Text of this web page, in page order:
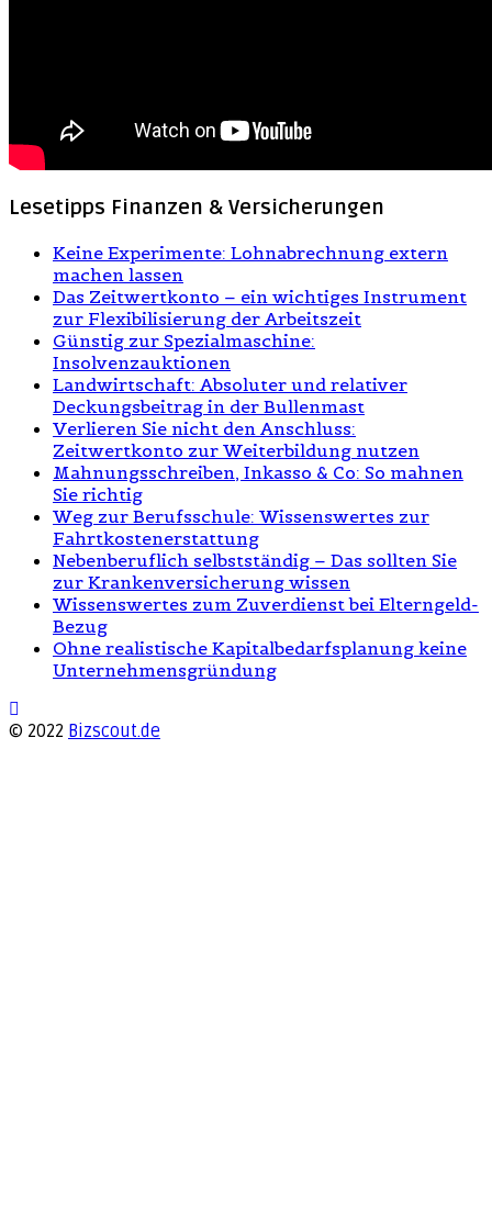
Lesetipps Finanzen & Versicherungen
Keine Experimente: Lohnabrechnung extern
machen lassen
Das Zeitwertkonto – ein wichtiges Instrument
zur Flexibilisierung der Arbeitszeit
Günstig zur Spezialmaschine:
Insolvenzauktionen
Landwirtschaft: Absoluter und relativer
Deckungsbeitrag in der Bullenmast
Verlieren Sie nicht den Anschluss:
Zeitwertkonto zur Weiterbildung nutzen
Mahnungsschreiben, Inkasso & Co: So mahnen
Sie richtig
Weg zur Berufsschule: Wissenswertes zur
Fahrtkostenerstattung
Nebenberuflich selbstständig – Das sollten Sie
zur Krankenversicherung wissen
Wissenswertes zum Zuverdienst bei Elterngeld-
Bezug
Ohne realistische Kapitalbedarfsplanung keine
Unternehmensgründung
© 2022 Bizscout.de